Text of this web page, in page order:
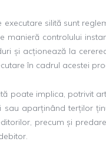
executare silită sunt
manieră controlului
și acționează la
în cadrul acestei
poate implica, potrivit
sau aparținând terților
precum și